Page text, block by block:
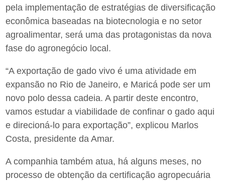
pela implementação de estratégias de diversificação
econômica baseadas na biotecnologia e no setor
agroalimentar, será uma das protagonistas da nova
fase do agronegócio local.
“A exportação de gado vivo é uma atividade em
expansão no Rio de Janeiro, e Maricá pode ser um
novo polo dessa cadeia. A partir deste encontro,
vamos estudar a viabilidade de confinar o gado aqui
e direcioná-lo para exportação”, explicou Marlos
Costa, presidente da Amar.
A companhia também atua, há alguns meses, no
processo de obtenção da certificação agropecuária